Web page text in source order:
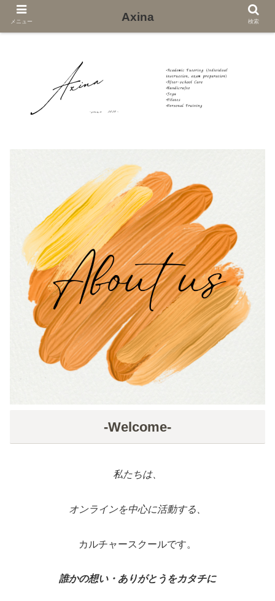
-Welcome-
私たちは、
オンラインを中心に活動する、
カルチャースクールです。
誰かの想い・ありがとうをカタチに
メニュー Axina 検索